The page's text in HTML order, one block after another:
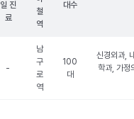
일 진
료
철
역
대수
-
남
구
로
역
100
대
신경외과,
학과, 가정